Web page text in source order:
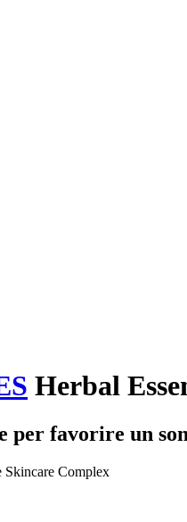
Herbal
favorire un
Complex